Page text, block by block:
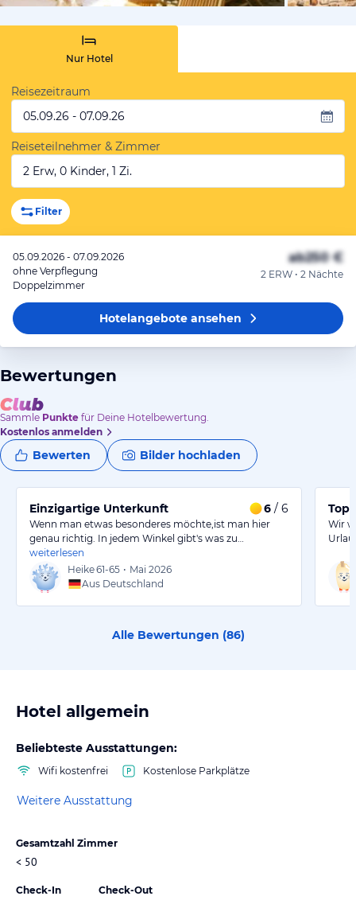
Nur Hotel
Reisezeitraum
05.09.26 - 07.09.26
Reiseteilnehmer & Zimmer
2 Erw, 0 Kinder, 1 Zi.
Filter
05.09.2026 - 07.09.2026
ohne Verpflegung
Doppelzimmer
ab250 €
2 ERW • 2 Nächte
Hotelangeboteansehen
Bewertungen
Sammle Punkte für Deine Hotelbewertung.
Kostenlos anmelden
Bewerten Bilder hochladen
Einzigartige Unterkunft 6 / 6
Wenn man etwas besonderes möchte,ist man hier
genau richtig. In jedem Winkel gibt's was zu…
weiterlesen
Heike61-65 • Mai 2026
Aus Deutschland
Top
Wir
Alle Bewertungen (86)
Hotel allgemein
Beliebteste Ausstattungen:
Wifi kostenfrei Kostenlose Parkplätze
Weitere Ausstattung
Gesamtzahl Zimmer
< 50
Check-In Check-Out